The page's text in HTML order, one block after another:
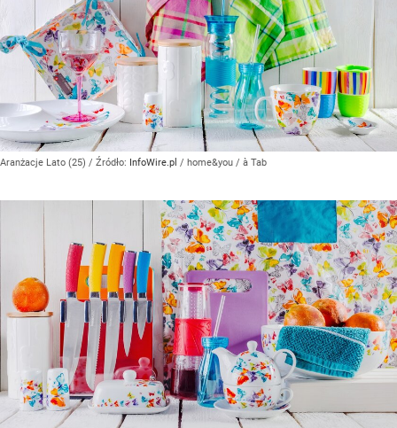
Aranżacje Lato (25) / Źródło: InfoWire.pl / home&you / à Tab